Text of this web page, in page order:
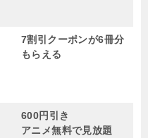
7割引クーポンが6冊分
もらえる
600円引き
アニメ無料で見放題